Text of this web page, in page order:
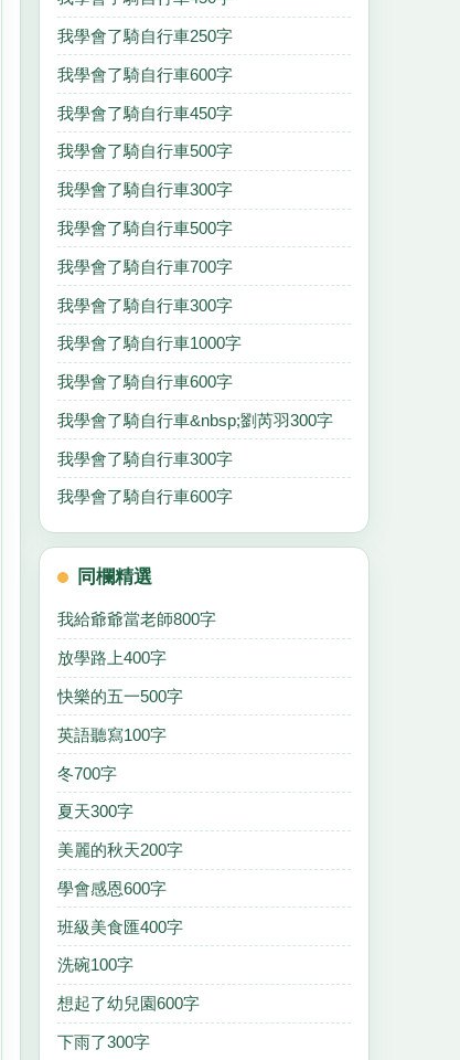
我學會了騎自行車250字
我學會了騎自行車600字
我學會了騎自行車450字
我學會了騎自行車500字
我學會了騎自行車300字
我學會了騎自行車500字
我學會了騎自行車700字
我學會了騎自行車300字
我學會了騎自行車1000字
我學會了騎自行車600字
我學會了騎自行車&nbsp;劉芮羽300字
我學會了騎自行車300字
我學會了騎自行車600字
同欄精選
我給爺爺當老師800字
放學路上400字
快樂的五一500字
英語聽寫100字
冬700字
夏天300字
美麗的秋天200字
學會感恩600字
班級美食匯400字
洗碗100字
想起了幼兒園600字
下雨了300字